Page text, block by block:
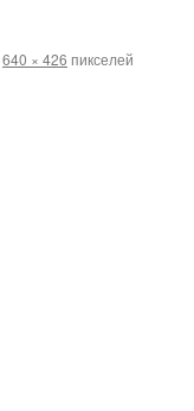
640 × 426 пикселей